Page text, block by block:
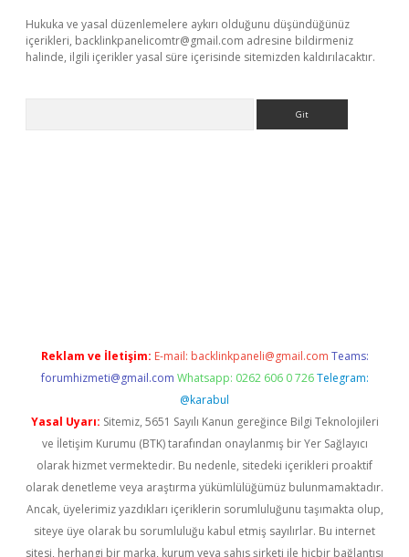
Hukuka ve yasal düzenlemelere aykırı olduğunu düşündüğünüz
içerikleri, backlinkpanelicomtr@gmail.com adresine bildirmeniz
halinde, ilgili içerikler yasal süre içerisinde sitemizden kaldırılacaktır.
Reklam ve İletişim: E-mail: backlinkpaneli@gmail.com Teams:
forumhizmeti@gmail.com Whatsapp: 0262 606 0 726 Telegram:
@karabul
Yasal Uyarı: Sitemiz, 5651 Sayılı Kanun gereğince Bilgi Teknolojileri
ve İletişim Kurumu (BTK) tarafından onaylanmış bir Yer Sağlayıcı
olarak hizmet vermektedir. Bu nedenle, sitedeki içerikleri proaktif
olarak denetleme veya araştırma yükümlülüğümüz bulunmamaktadır.
Ancak, üyelerimiz yazdıkları içeriklerin sorumluluğunu taşımakta olup,
siteye üye olarak bu sorumluluğu kabul etmiş sayılırlar. Bu internet
sitesi, herhangi bir marka, kurum veya şahıs şirketi ile hiçbir bağlantısı